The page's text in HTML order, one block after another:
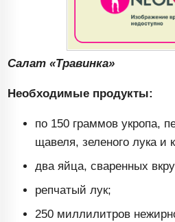
Салат «Травинка»
Необходимые продукты:
по 150 граммов укропа,
щавеля, зеленого лука и
два яйца, сваренных
репчатый лук;
250 миллилитров